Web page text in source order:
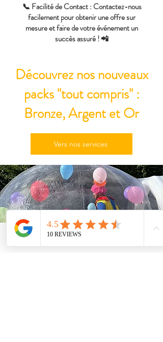
📞 Facilité de Contact : Contactez-nous
facilement pour obtenir une offre sur
mesure et faire de votre événement un
succès assuré ! 📲
Découvrez nos nouveaux
packs "tout compris" :
Bronze, Argent et Or
Vers nos services